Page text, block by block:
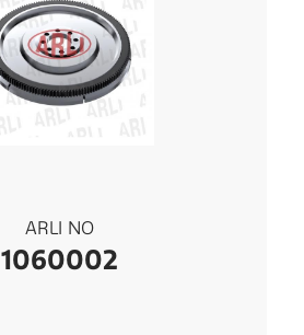
ARLI NO
1060002